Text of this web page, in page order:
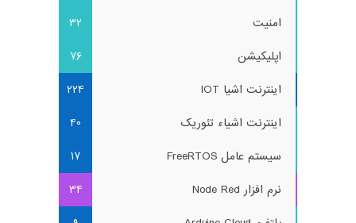
امنیت
32
اپلیکیشن
76
اینترنت اشیا IOT
224
اینترنت اشیاء تئوریک
40
سیستم عامل FreeRTOS
17
نرم افزار Node Red
34